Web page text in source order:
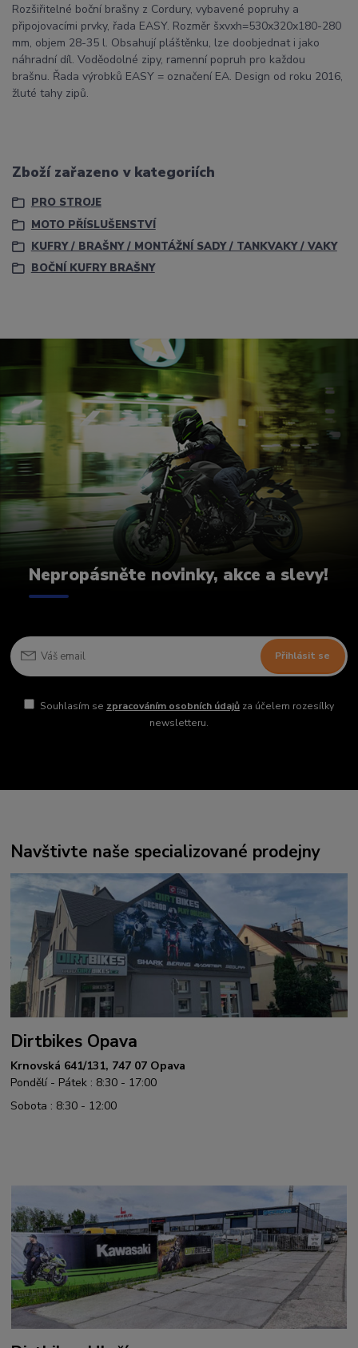
Rozšiřitelné boční brašny z Cordury, vybavené popruhy a
připojovacími prvky, řada EASY. Rozměr šxvxh=530x320x180-280
mm, objem 28-35 l. Obsahují pláštěnku, lze doobjednat i jako
náhradní díl. Voděodolné zipy, ramenní popruh pro každou
brašnu. Řada výrobků EASY = označení EA. Design od roku 2016,
žluté tahy zipů.
Zboží zařazeno v kategoriích
PRO STROJE
MOTO PŘÍSLUŠENSTVÍ
KUFRY / BRAŠNY / MONTÁŽNÍ SADY / TANKVAKY / VAKY
BOČNÍ KUFRY BRAŠNY
Nepropásněte novinky, akce a slevy!
Přihlásit se
Souhlasím se zpracováním osobních údajůza účelem rozesílky
newsletteru.
Navštivte naše specializované prodejny
Dirtbikes Opava
Krnovská 641/131, 747 07 Opava
Pondělí - Pátek : 8:30 - 17:00
Sobota : 8:30 - 12:00